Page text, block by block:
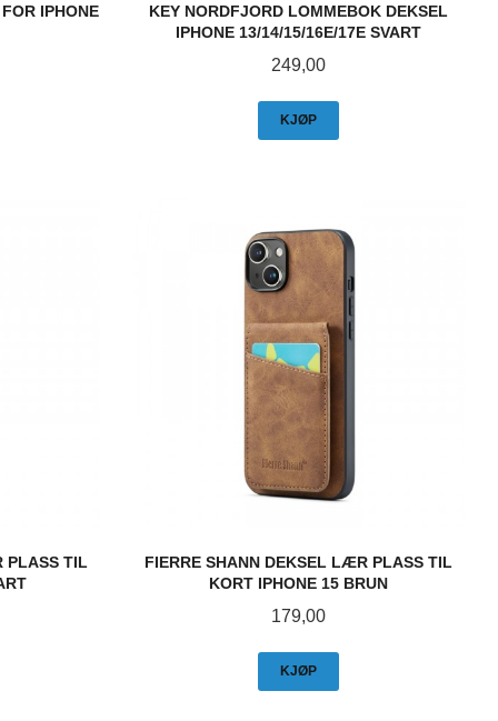
IPHONE
KEY NORDFJORD LOMMEBOK DEKSEL
IPHONE 13/14/15/16E/17E SVART
Pris
249,00
KJØP
PLASS TIL
FIERRE SHANN DEKSEL LÆR PLASS TIL
KORT IPHONE 15 BRUN
Pris
179,00
KJØP